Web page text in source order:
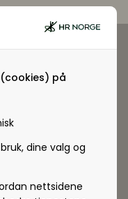
på
dine valg og
nettsidene